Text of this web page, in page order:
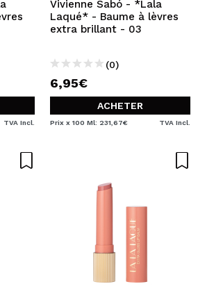
TVA Incl.
Vivienne Sabó - *Lala
Laqué* - Baume à lèvres
extra brillant - 03
(0)
6,95€
ACHETER
Prix x 100 Ml: 231,67€ TVA Incl.